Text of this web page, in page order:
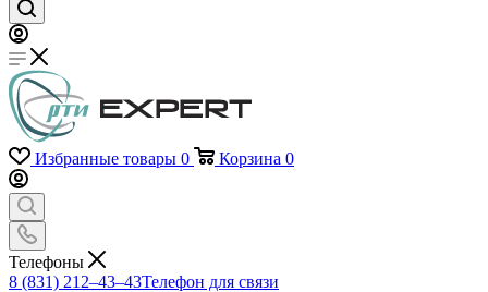
Избранные товары 0 Корзина 0
Телефоны
8 (831) 212–43–43Телефон для связи